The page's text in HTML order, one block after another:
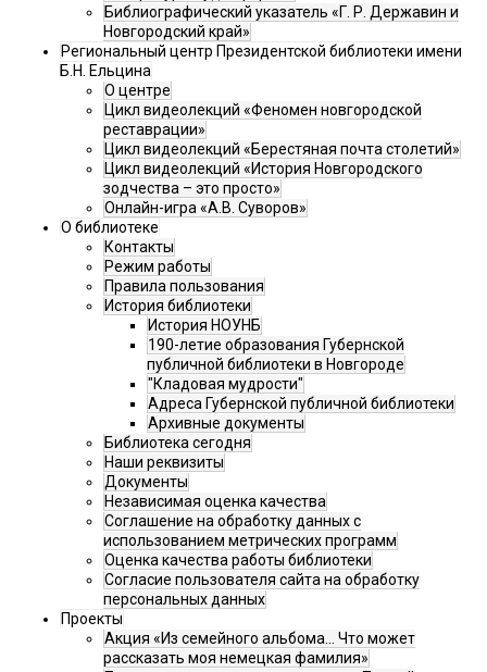
Библиографический указатель «Г. Р. Державин и
Новгородский край»
Региональный центр Президентской библиотеки имени
Б.Н. Ельцина
О центре
Цикл видеолекций «Феномен новгородской
реставрации»
Цикл видеолекций «Берестяная почта столетий»
Цикл видеолекций «История Новгородского
зодчества – это просто»
Онлайн-игра «А.В. Суворов»
О библиотеке
Контакты
Режим работы
Правила пользования
История библиотеки
История НОУНБ
190-летие образования Губернской
публичной библиотеки в Новгороде
"Кладовая мудрости"
Адреса Губернской публичной библиотеки
Архивные документы
Библиотека сегодня
Наши реквизиты
Документы
Независимая оценка качества
Соглашение на обработку данных с
использованием метрических программ
Оценка качества работы библиотеки
Согласие пользователя сайта на обработку
персональных данных
Проекты
Акция «Из семейного альбома... Что может
рассказать моя немецкая фамилия»